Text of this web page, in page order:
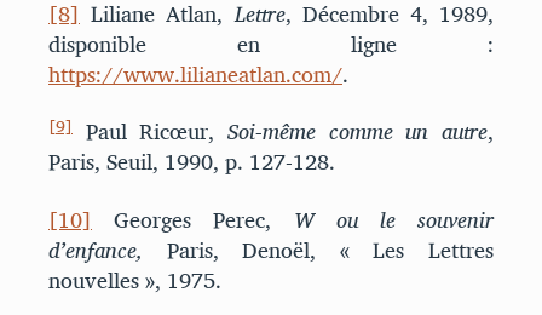
[8] Liliane Atlan,Lettre, Décembre 4, 1989,
disponible en ligne :
https://www.lilianeatlan.com/.
[9] Paul Ricœur, Soi-même comme un autre,
Paris, Seuil, 1990, p. 127-128.
[10] Georges Perec, W ou le souvenir
d’enfance, Paris, Denoël, « Les Lettres
nouvelles », 1975.